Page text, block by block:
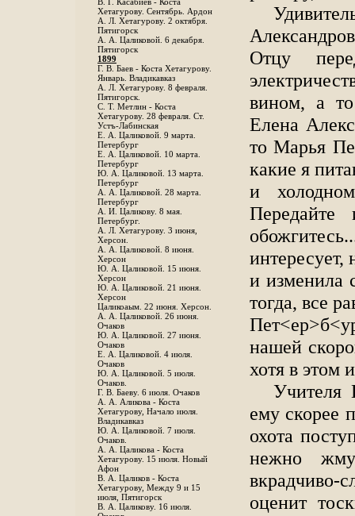
B. Г. Касабиев - Коста
Хетагурову. Сентябрь. Ардон
А. Л. Хетагурову. 2 октября.
Пятигорск
А. А. Цаликовой. 6 декабря.
Пятигорск
1899
Г. В. Баев - Коста Хетагурову.
Январь. Владикавказ
А. Л. Хетагурову. 8 февраля.
Пятигорск.
С. Т. Метлин - Коста
Хетагурову. 28 февраля. Ст.
Устъ-Лабинская
Е. А. Цаликовой. 9 марта.
Петербург
Е. А. Цаликовой. 10 марта.
Петербург
Ю. А. Цаликовой. 13 марта.
Петербург
А. А. Цаликовой. 28 марта.
Петербург
А. И. Цаликову. 8 мая.
Петербург.
А. Л. Хетагурову. 3 июня,
Херсон.
А. А. Цаликовой. 8 июня.
Херсон
Ю. А. Цаликовой. 15 июня.
Херсон
Ю. А. Цаликовой. 21 июня.
Херсон
Цаликоаым. 22 июня. Херсон.
А. А. Цаликовой. 26 июня.
Очаков
Ю. А. Цаликовой. 27 июня.
Очаков
Е. А. Цаликовой. 4 июля.
Очаков
Ю. А. Цаликовой. 5 июля.
Очаков.
Г. В. Баеву. 6 июля. Очаков
А. А. Аликова - Коста
Хетагурову, Начало июля.
Владикавказ
Ю. А. Цаликовой. 7 июля.
Очаков.
А. А. Цаликова - Коста
Хетагурову. 15 июля. Новый
Афон
В. А. Цаликов - Коста
Хетагурову, Между 9 и 15
июля, Пятигорск
В. А. Цаликову. 16 июля.
Отцу
вином, а
Елена
то Марья
какие я
и
интересует,
и изменила
тогда, все
нашей
хотя в этом
Учителя
ему скорее
охота
нежно
вкрадчиво-
оценит